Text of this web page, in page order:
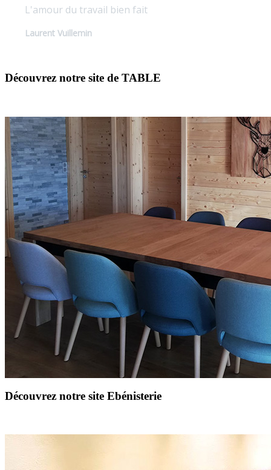
L'amour du travail bien fait
Laurent Vuillemin
Découvrez notre site de TABLE
Découvrez notre site Ebénisterie